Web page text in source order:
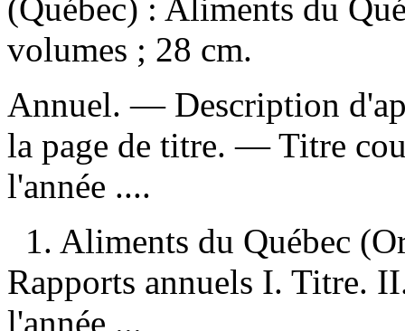
(Québec) : Aliments du
volumes ; 28 cm.
Annuel. — Description
la page de titre. —Titre
l'année ....
1. Aliments du Québec
Rapports annuels I. Titre.
l'année ...